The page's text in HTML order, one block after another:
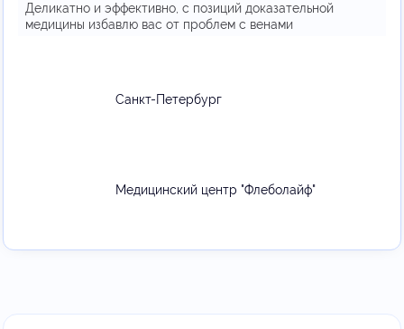
Деликатно и эффективно, с позиций доказательной
медицины избавлю вас от проблем с венами
Санкт-Петербург
Медицинский центр "Флеболайф"